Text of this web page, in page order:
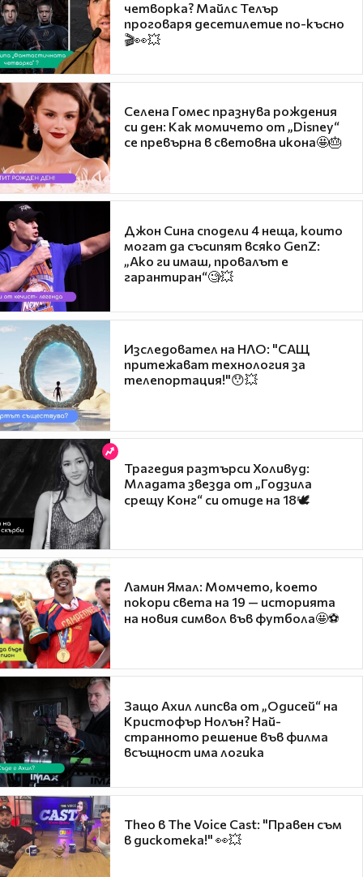
четворка? Майлс Телър
проговаря десетилетие по-късно
🎬👀💥
Селена Гомес празнува рождения
си ден: Как момичето от „Disney“
се превърна в световна икона🤩🎂
Джон Сина сподели 4 неща, които
могат да съсипят всяко GenZ:
„Ако ги имаш, провалът е
гарантиран“🧐💥
Изследовател на НЛО: "САЩ
притежават технология за
телепортация!"😯💥
Трагедия разтърси Холивуд:
Младата звезда от „Годзила
срещу Конг“ си отиде на 18🕊️
Ламин Ямал: Момчето, което
покори света на 19 — историята
на новия символ във футбола🤩⚽
Защо Ахил липсва от „Одисей“ на
Кристофър Нолън? Най-
странното решение във филма
всъщност има логика
Theo в The Voice Cast: "Правен съм
в дискотека!" 👀💥